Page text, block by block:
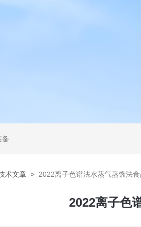
备
术文章 > 2022离子色谱法水蒸气蒸馏法
2022离子色